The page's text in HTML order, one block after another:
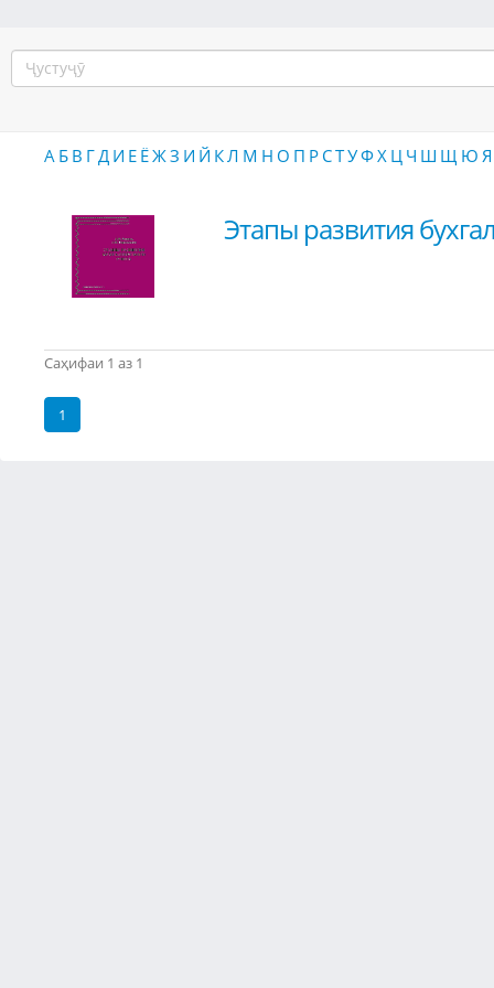
А Б В ГД И Е ЁЖЗ И Й КЛ М Н О П Р СТУФХ Ц Ч Ш Щ Ю Я
Этапы развития
Саҳифаи 1 аз 1
1